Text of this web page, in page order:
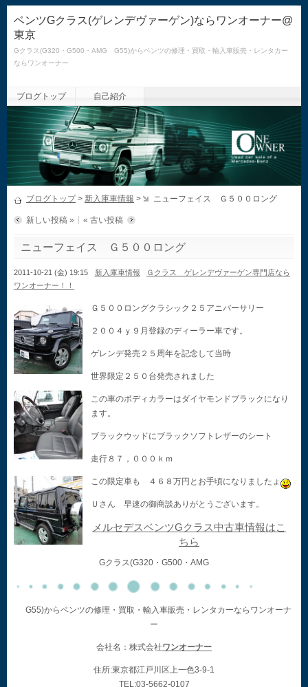
ベンツGクラス(ゲレンデヴァーゲン)ならワンオーナー@
東京
Gクラス(G320・G500・AMG G55)からベンツの修理・買取・輸入車販売・レンタカー
ならワンオーナー
ブログトップ 自己紹介
ブログトップ> 新入庫車情報 > ニューフェイス Ｇ５００ロング
新しい投稿 » « 古い投稿
ニューフェイス Ｇ５００ロング
2011-10-21 (金) 19:15 新入庫車情報
Ｇクラス ゲレンデヴァーゲン専門店なら
ワンオーナー！！
Ｇ５００ロングクラシック２５アニバーサリー
２００４ｙ９月登録のディーラー車です。
ゲレンデ発売２５周年を記念して当時
世界限定２５０台発売されました
この車のボディカラーはダイヤモンドブラックになり
ます。
ブラックウッドにブラックソフトレザーのシート
走行８７，０００ｋｍ
この限定車も ４６８万円とお手頃になりましたょ
Ｕさん 早速の御商談ありがとうございます。
メルセデスベンツGクラス中古車情報はこ
ちら
Gクラス(G320・G500・AMG
G55)からベンツの修理・買取・輸入車販売・レンタカーならワンオーナ
ー
会社名：株式会社ワンオーナー
住所:東京都江戸川区上一色3-9-1
TEL:03-5662-0107